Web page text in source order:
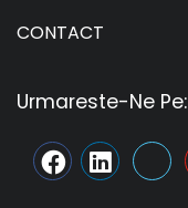
CONTACT
Urmareste-Ne Pe: